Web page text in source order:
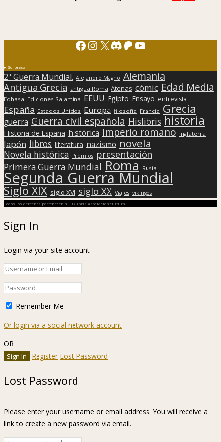
Facebook
Instagram
X Discord
Patreon
YouTube
Sorpresa
2ª Guerra Mundial. Alejandro Magno Alemania
Antigua Grecia antigua Roma Atenas cómic Edad Media
Edhasa Ediciones Salamina EEUU Egipto Ensayo entrevista
España Estados Unidos Europa filosofía Francia Grecia
guerra Guerra civil española Hislibris historia
Historia de España histórica Imperio romano Inglaterra
Japón libros literatura nazismo novela
Novela histórica Premios presentación
Primera Guerra Mundial Roma Rusia
Segunda Guerra Mundial
Siglo XIX siglo XVI siglo XX Viajes vikingos
Todos los derechos pertenecen a Hislibris Asociación cultural
Sign In
Login via your site account
Remember Me
Or login via a social network account
OR
Register Lost Password
Lost Password
Please enter your username or email address. You will receive a
link to create a new password via email.